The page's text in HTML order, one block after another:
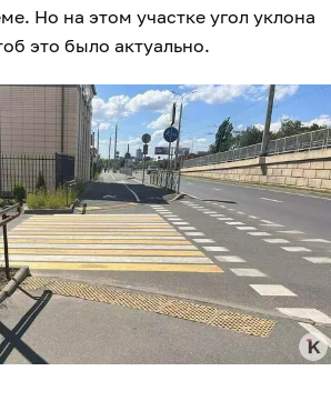
Но на этом участке угол уклона
это было актуально.